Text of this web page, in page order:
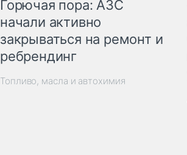
Горючая пора: АЗС
начали активно
закрываться на ремонт и
ребрендинг
Топливо, масла и автохимия